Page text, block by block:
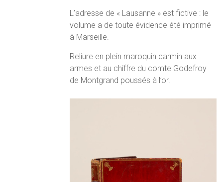
L’adresse de « Lausanne » est fictive : le
volume a de toute évidence été imprimé
à Marseille.
Reliure en plein maroquin carmin aux
armes et au chiffre du comte Godefroy
de Montgrand poussés à l’or.